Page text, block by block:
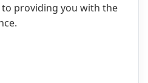
providing you with the